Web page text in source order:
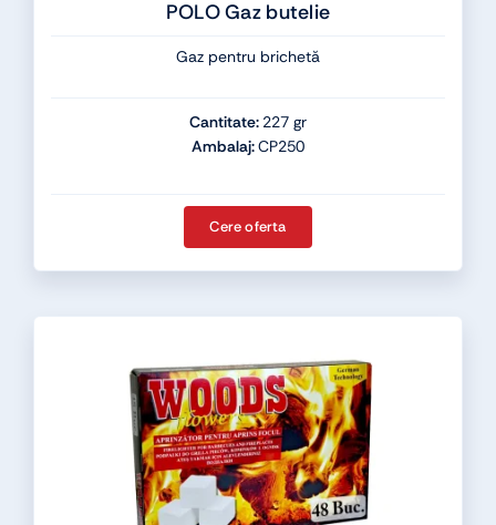
POLO Gaz butelie
Gaz pentru brichetă
Cantitate: 227 gr
Ambalaj:CP250
Cere oferta